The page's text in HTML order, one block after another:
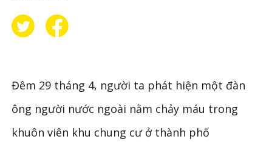
Đêm 29 tháng 4, người ta phát hiện một đàn
ông người nước ngoài nằm chảy máu trong
khuôn viên khu chung cư ở thành phố